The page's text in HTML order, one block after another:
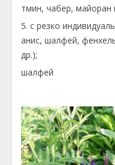
тмин, чабер, майоран
5. с резко
анис, шалфей,
др.);
шалфей